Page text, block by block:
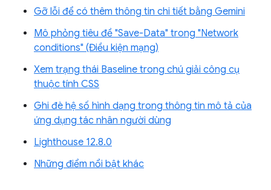
Gỡ lỗi để có thêm thông tin chi tiết bằng Gemini
Mô phỏng tiêu đề "Save-Data" trong "Network
conditions" (Điều kiện mạng)
Xem trạng thái Baseline trong chú giải công cụ
thuộc tính CSS
Ghi đè hệ số hình dạng trong thông tin mô tả của
ứng dụng tác nhân người dùng
Lighthouse 12.8.0
Những điểm nổi bật khác